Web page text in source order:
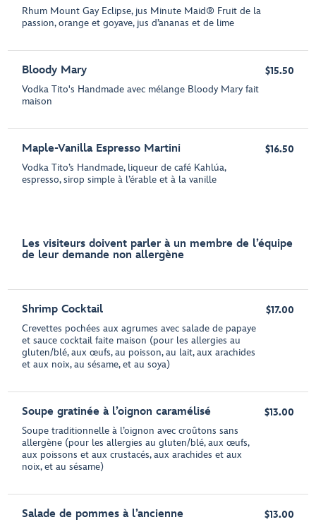
Rhum Mount Gay Eclipse, jus Minute Maid® Fruit de la
passion, orange et goyave, jus d’ananas et de lime
Bloody Mary
Vodka Tito's Handmade avec mélange Bloody Mary fait
maison
$15.50
Maple-Vanilla Espresso Martini
Vodka Tito’s Handmade, liqueur de café Kahlúa,
espresso, sirop simple à l’érable et à la vanille
$16.50
Les visiteurs doivent parler à un membre de l’équipe
de leur demande non allergène
Shrimp Cocktail
Crevettes pochées aux agrumes avec salade de papaye
et sauce cocktail faite maison (pour les allergies au
gluten/blé, aux œufs, au poisson, au lait, aux arachides
et aux noix, au sésame, et au soya)
$17.00
Soupe gratinée à l’oignon caramélisé
Soupe traditionnelle à l’oignon avec croûtons sans
allergène (pour les allergies au gluten/blé, aux œufs,
aux poissons et aux crustacés, aux arachides et aux
noix, et au sésame)
$13.00
Salade de pommes à l’ancienne $13.00